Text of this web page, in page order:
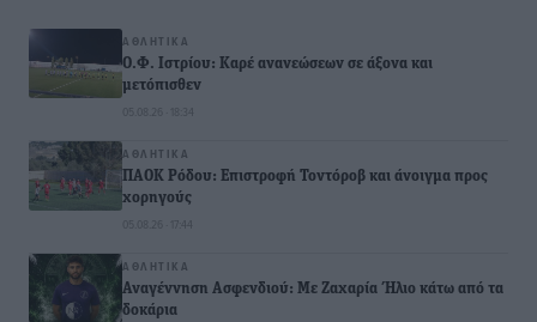
ΑΘΛΗΤΙΚΆ
Ο.Φ. Ιστρίου: Καρέ ανανεώσεων σε άξονα και
μετόπισθεν
05.08.26 · 18:34
ΑΘΛΗΤΙΚΆ
ΠΑΟΚ Ρόδου: Επιστροφή Τοντόροβ και άνοιγμα προς
χορηγούς
05.08.26 · 17:44
ΑΘΛΗΤΙΚΆ
Αναγέννηση Ασφενδιού: Με Ζαχαρία Ήλιο κάτω από τα
δοκάρια